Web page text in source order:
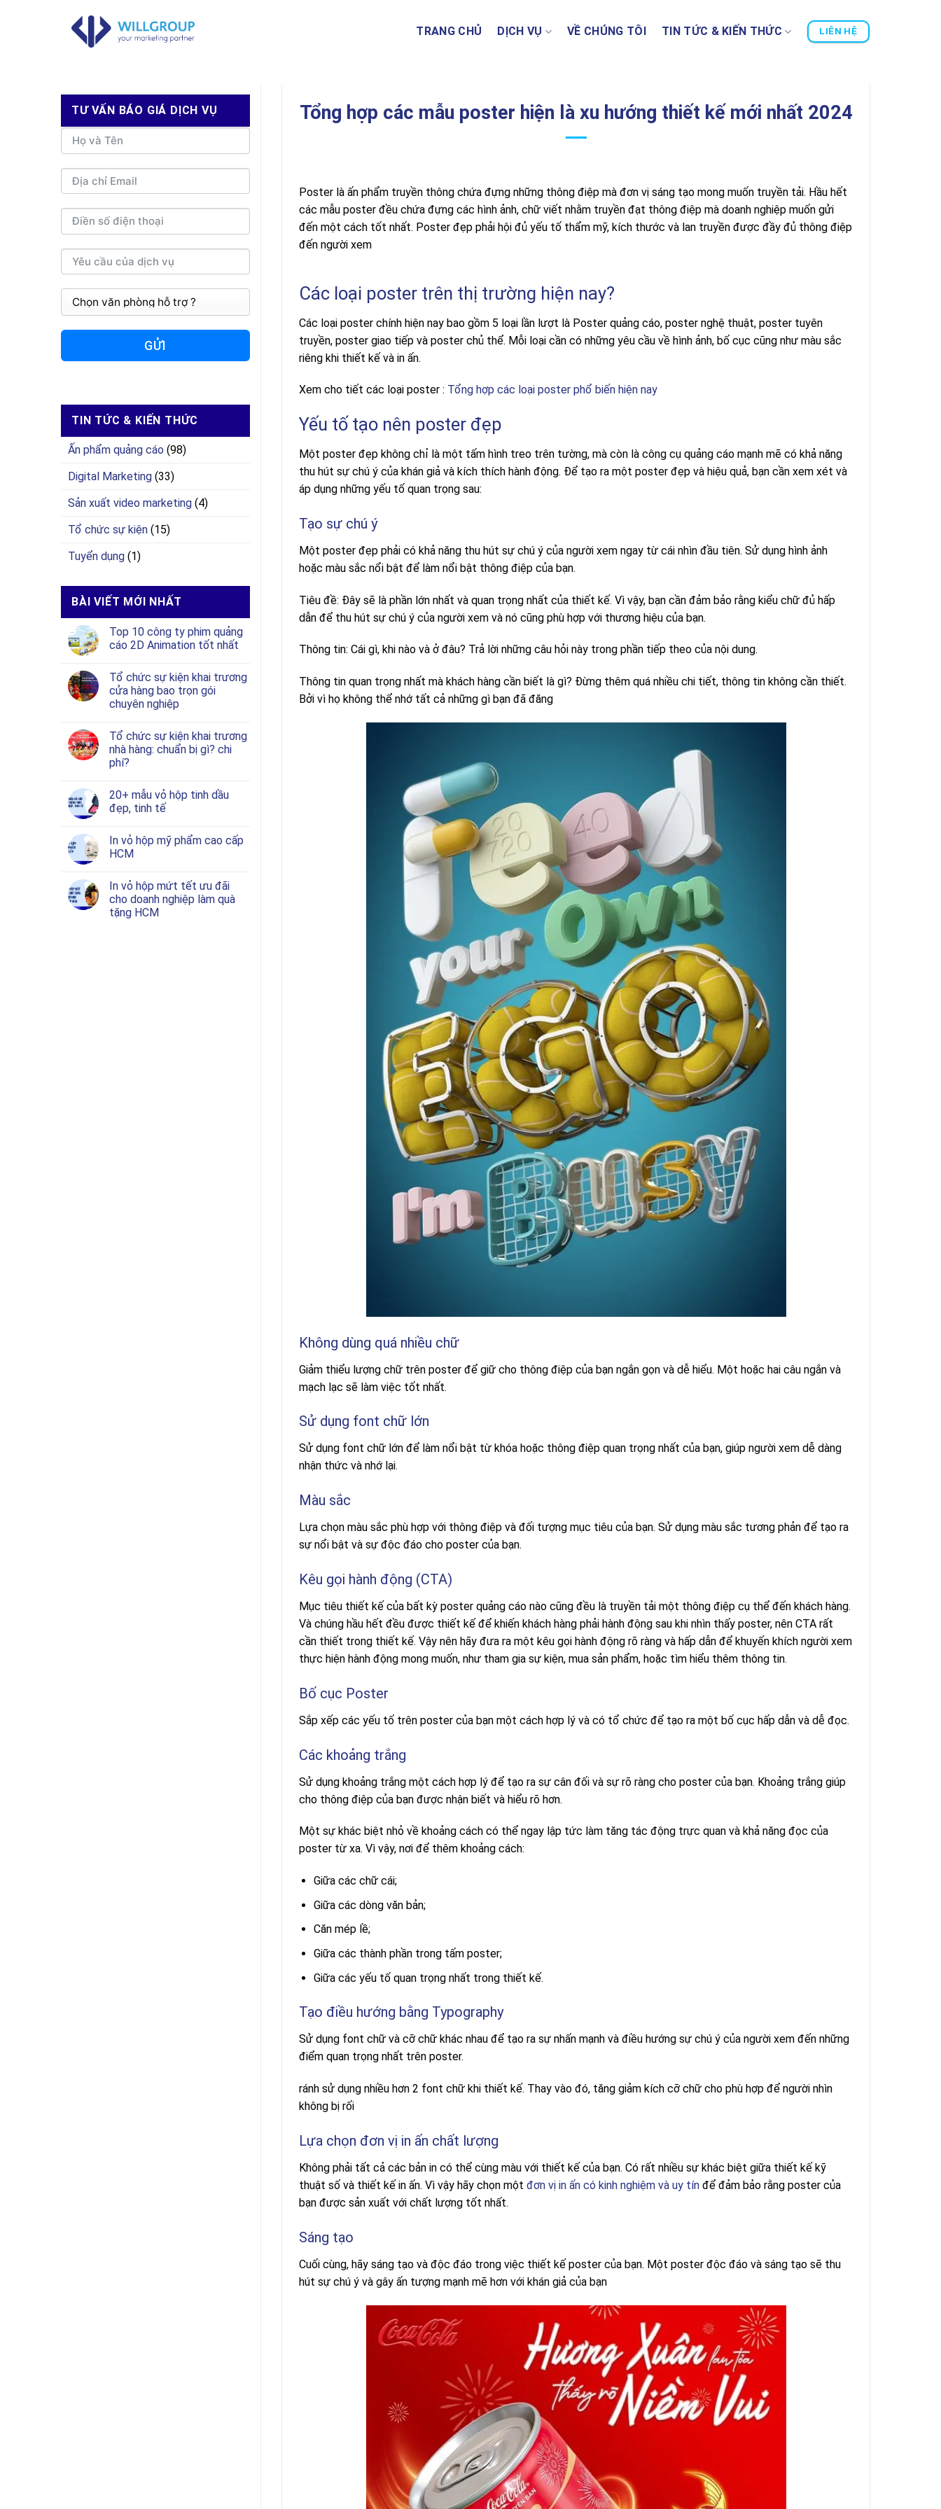
TRANG CHỦ DỊCH VỤ VỀ CHÚNG TÔI TIN TỨC & KIẾN THỨC LIÊN HỆ
TƯ VẤN BÁO GIÁ DỊCH VỤ
GỬI
TIN TỨC & KIẾN THỨC
Ấn phẩm quảng cáo (98)
Digital Marketing (33)
Sản xuất video marketing (4)
Tổ chức sự kiện (15)
Tuyển dụng (1)
BÀI VIẾT MỚI NHẤT
Top 10 công ty phim quảng
cáo 2D Animation tốt nhất
Tổ chức sự kiện khai trương
cửa hàng bao trọn gói
chuyên nghiệp
Tổ chức sự kiện khai trương
nhà hàng: chuẩn bị gì? chi
phí?
20+ mẫu vỏ hộp tinh dầu
đẹp, tinh tế
In vỏ hộp mỹ phẩm cao cấp
HCM
In vỏ hộp mứt tết ưu đãi
cho doanh nghiệp làm quà
tặng HCM
Tổng hợp các mẫu poster hiện là xu hướng thiết kế mới nhất 2024
Poster là ấn phẩm truyền thông chứa đựng những thông điệp mà đơn vị sáng tạo mong muốn truyền tải. Hầu hết
các mẫu poster đều chứa đựng các hình ảnh, chữ viết nhằm truyền đạt thông điệp mà doanh nghiệp muốn gửi
đến một cách tốt nhất. Poster đẹp phải hội đủ yếu tố thẩm mỹ, kích thước và lan truyền được đầy đủ thông điệp
đến người xem
Các loại poster trên thị trường hiện nay?
Các loại poster chính hiện nay bao gồm 5 loại lần lượt là Poster quảng cáo, poster nghệ thuật, poster tuyên
truyền, poster giao tiếp và poster chủ thể. Mỗi loại cần có những yêu cầu về hình ảnh, bố cục cũng như màu sắc
riêng khi thiết kế và in ấn.
Xem cho tiết các loại poster : Tổng hợp các loại poster phổ biến hiện nay
Yếu tố tạo nên poster đẹp
Một poster đẹp không chỉ là một tấm hình treo trên tường, mà còn là công cụ quảng cáo mạnh mẽ có khả năng
thu hút sự chú ý của khán giả và kích thích hành động. Để tạo ra một poster đẹp và hiệu quả, bạn cần xem xét và
áp dụng những yếu tố quan trọng sau:
Tạo sự chú ý
Một poster đẹp phải có khả năng thu hút sự chú ý của người xem ngay từ cái nhìn đầu tiên. Sử dụng hình ảnh
hoặc màu sắc nổi bật để làm nổi bật thông điệp của bạn.
Tiêu đề: Đây sẽ là phần lớn nhất và quan trọng nhất của thiết kế. Vì vậy, bạn cần đảm bảo rằng kiểu chữ đủ hấp
dẫn để thu hút sự chú ý của người xem và nó cũng phù hợp với thương hiệu của bạn.
Thông tin: Cái gì, khi nào và ở đâu? Trả lời những câu hỏi này trong phần tiếp theo của nội dung.
Thông tin quan trọng nhất mà khách hàng cần biết là gì? Đừng thêm quá nhiều chi tiết, thông tin không cần thiết.
Bởi vì họ không thể nhớ tất cả những gì bạn đã đăng
Không dùng quá nhiều chữ
Giảm thiểu lượng chữ trên poster để giữ cho thông điệp của bạn ngắn gọn và dễ hiểu. Một hoặc hai câu ngắn và
mạch lạc sẽ làm việc tốt nhất.
Sử dụng font chữ lớn
Sử dụng font chữ lớn để làm nổi bật từ khóa hoặc thông điệp quan trọng nhất của bạn, giúp người xem dễ dàng
nhận thức và nhớ lại.
Màu sắc
Lựa chọn màu sắc phù hợp với thông điệp và đối tượng mục tiêu của bạn. Sử dụng màu sắc tương phản để tạo ra
sự nổi bật và sự độc đáo cho poster của bạn.
Kêu gọi hành động (CTA)
Mục tiêu thiết kế của bất kỳ poster quảng cáo nào cũng đều là truyền tải một thông điệp cụ thể đến khách hàng.
Và chúng hầu hết đều được thiết kế để khiến khách hàng phải hành động sau khi nhìn thấy poster, nên CTA rất
cần thiết trong thiết kế. Vậy nên hãy đưa ra một kêu gọi hành động rõ ràng và hấp dẫn để khuyến khích người xem
thực hiện hành động mong muốn, như tham gia sự kiện, mua sản phẩm, hoặc tìm hiểu thêm thông tin.
Bố cục Poster
Sắp xếp các yếu tố trên poster của bạn một cách hợp lý và có tổ chức để tạo ra một bố cục hấp dẫn và dễ đọc.
Các khoảng trắng
Sử dụng khoảng trắng một cách hợp lý để tạo ra sự cân đối và sự rõ ràng cho poster của bạn. Khoảng trắng giúp
cho thông điệp của bạn được nhận biết và hiểu rõ hơn.
Một sự khác biệt nhỏ về khoảng cách có thể ngay lập tức làm tăng tác động trực quan và khả năng đọc của
poster từ xa. Vì vậy, nơi để thêm khoảng cách:
Giữa các chữ cái;
Giữa các dòng văn bản;
Căn mép lề;
Giữa các thành phần trong tấm poster;
Giữa các yếu tố quan trọng nhất trong thiết kế.
Tạo điều hướng bằng Typography
Sử dụng font chữ và cỡ chữ khác nhau để tạo ra sự nhấn mạnh và điều hướng sự chú ý của người xem đến những
điểm quan trọng nhất trên poster.
ránh sử dụng nhiều hơn 2 font chữ khi thiết kế. Thay vào đó, tăng giảm kích cỡ chữ cho phù hợp để người nhìn
không bị rối
Lựa chọn đơn vị in ấn chất lượng
Không phải tất cả các bản in có thể cùng màu với thiết kế của bạn. Có rất nhiều sự khác biệt giữa thiết kế kỹ
thuật số và thiết kế in ấn. Vì vậy hãy chọn một đơn vị in ấn có kinh nghiệm và uy tín để đảm bảo rằng poster của
bạn được sản xuất với chất lượng tốt nhất.
Sáng tạo
Cuối cùng, hãy sáng tạo và độc đáo trong việc thiết kế poster của bạn. Một poster độc đáo và sáng tạo sẽ thu
hút sự chú ý và gây ấn tượng mạnh mẽ hơn với khán giả của bạn